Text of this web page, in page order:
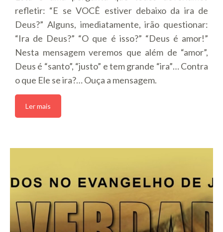
refletir: “E se VOCÊ estiver debaixo da ira de
Deus?” Alguns, imediatamente, irão questionar:
“Ira de Deus?” “O que é isso?” “Deus é amor!”
Nesta mensagem veremos que além de “amor”,
Deus é “santo”, “justo” e tem grande “ira”… Contra
o que Ele se ira?… Ouça a mensagem.
Ler mais